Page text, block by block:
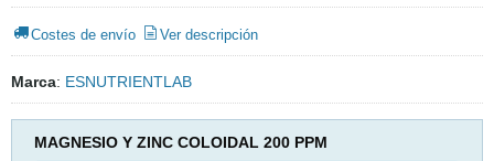
Costes de envío Ver descripción
Marca: ESNUTRIENTLAB
MAGNESIO Y ZINC COLOIDAL 200 PPM